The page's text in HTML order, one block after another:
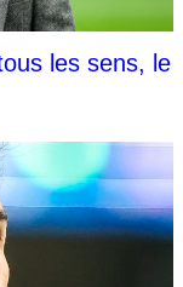
les sens, le